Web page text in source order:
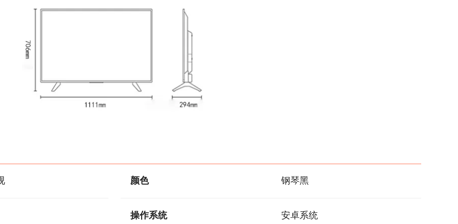
颜色 钢琴黑
操作系统 安卓系统